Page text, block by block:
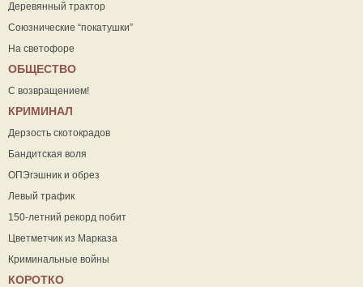
Деревянный трактор
Союзнические “покатушки”
На светофоре
ОБЩЕСТВО
С возвращением!
КРИМИНАЛ
Дерзость скотокрадов
Бандитская воля
ОПЭгэшник и обрез
Левый трафик
150-летний рекорд побит
Цветметчик из Марказа
Криминальные войны
КОРОТКО